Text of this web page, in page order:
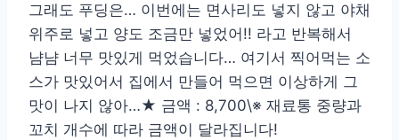
그래도 푸딩은… 이번에는 면사리도 넣지 않고 야채
위주로 넣고 양도 조금만 넣었어!! 라고 반복해서
냠냠 너무 맛있게 먹었습니다… 여기서 찍어먹는 소
스가 맛있어서 집에서 만들어 먹으면 이상하게 그
맛이 나지 않아…★ 금액 : 8,700\※ 재료통 중량과
꼬치 개수에 따라 금액이 달라집니다!